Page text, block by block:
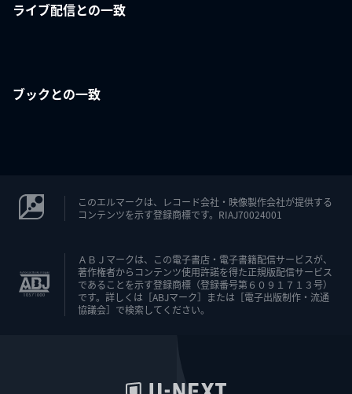
ライブ配信との一致
ブックとの一致
このエルマークは、レコード会社・映像製作会社が提供する
コンテンツを示す登録商標です。RIAJ70024001
ＡＢＪマークは、この電子書店・電子書籍配信サービスが、
著作権者からコンテンツ使用許諾を得た正規版配信サービス
であることを示す登録商標（登録番号第６０９１７１３号）
です。詳しくは［ABJマーク］または［電子出版制作・流通
協議会］で検索してください。